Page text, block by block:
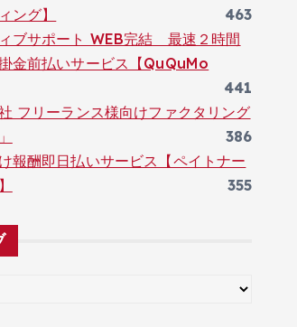
ング】
463
ブサポート WEB完結 最速２時間
金前払いサービス【QuQuMo
441
フリーランス様向けファクタリング
386
報酬即日払いサービス【ペイトナー
355